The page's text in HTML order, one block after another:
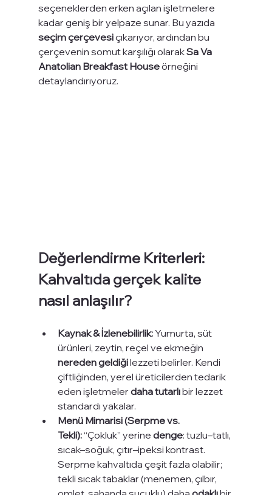
seçeneklerden erken açılan işletmelere
kadar geniş bir yelpaze sunar. Bu yazıda
seçim çerçevesi çıkarıyor, ardından bu
çerçevenin somut karşılığı olarak Sa Va
Anatolian Breakfast House örneğini
detaylandırıyoruz.
Değerlendirme Kriterleri:
Kahvaltıda gerçek kalite
nasıl anlaşılır?
Kaynak & İzlenebilirlik: Yumurta, süt
ürünleri, zeytin, reçel ve ekmeğin
nereden geldiği lezzeti belirler. Kendi
çiftliğinden, yerel üreticilerden tedarik
eden işletmeler daha tutarlı bir lezzet
standardı yakalar.
Menü Mimarisi (Serpme vs.
Tekli): “Çokluk” yerine denge: tuzlu–tatlı,
sıcak–soğuk, çıtır–ipeksi kontrast.
Serpme kahvaltıda çeşit fazla olabilir;
tekli sıcak tabaklar (menemen, çılbır,